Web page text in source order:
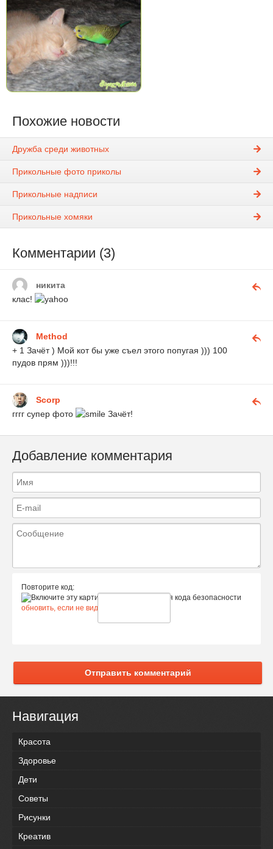
Похожие новости
Дружба среди животных
Прикольные фото приколы
Прикольные надписи
Прикольные хомяки
Комментарии (3)
никита
клас!
Method
+ 1 Зачёт ) Мой кот бы уже съел этого попугая ))) 100
пудов прям )))!!!
Scorp
гггг супер фото
Зачёт!
Добавление комментария
Повторите код:
обновить, если не виден код
Отправить комментарий
Навигация
Красота
Здоровье
Дети
Советы
Рисунки
Креатив